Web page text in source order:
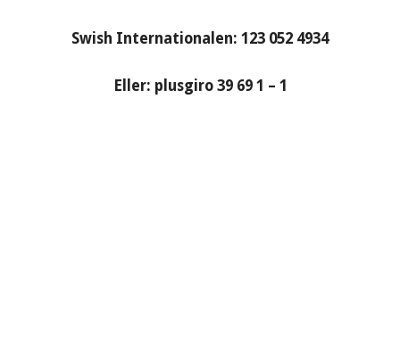
Swish Internationalen: 123 052 4934
Eller: plusgiro 39 69 1 – 1